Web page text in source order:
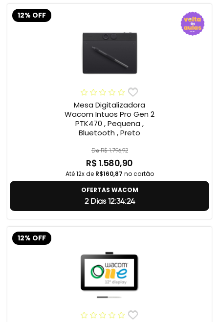
12% OFF
Mesa Digitalizadora
Wacom Intuos Pro Gen 2
PTK470 , Pequena ,
Bluetooth , Preto
De R$ 1.796,92
R$ 1.580,90
Até 12x de R$160,87 no cartão
OFERTAS WACOM
2 Dias 12:34:23
12% OFF